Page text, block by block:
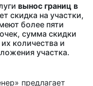
вынос границ в
скидка на участки,
более пяти
сумма скидки
количества и
участка.
предлагает